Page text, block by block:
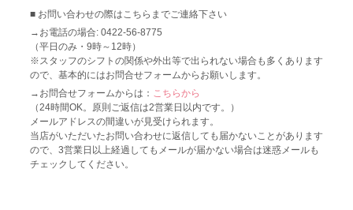
■ お問い合わせの際はこちらまでご連絡下さい
→お電話の場合: 0422-56-8775
（平日のみ・9時～12時）
※スタッフのシフトの関係や外出等で出られない場合も多くあります
ので、基本的にはお問合せフォームからお願いします。
→お問合せフォームからは： こちらから
（24時間OK。原則ご返信は2営業日以内です。）
メールアドレスの間違いが見受けられます。
当店がいただいたお問い合わせに返信しても届かないことがあります
ので、3営業日以上経過してもメールが届かない場合は迷惑メールも
チェックしてください。